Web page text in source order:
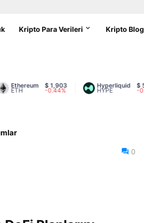
Kripto Para Verileri Kripto Blog
$ 1,903
-0.44%
Hyperliquid
HYPE
$ 55.64
-0.85%
0